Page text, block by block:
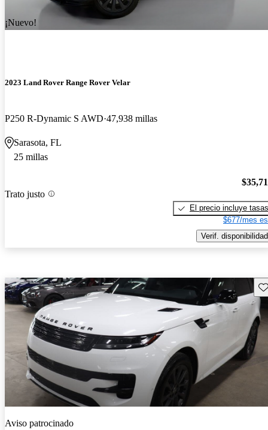
¡Nuevo!
2023 Land Rover Range Rover Velar
P250 R-Dynamic S AWD 47,938 millas
Sarasota, FL
25 millas
Trato justo
El precio incluye tasas
$677/mes
Verif. disponibilidad
Aviso patrocinado